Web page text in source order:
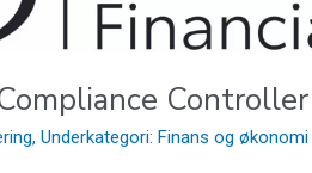
Controller
,Underkategori: Finans og økonomi